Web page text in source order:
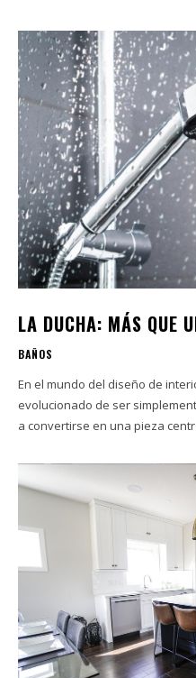
LA DUCHA: MÁS QUE
BAÑOS
En el mundo del diseño de
evolucionado de ser
a convertirse en una pieza